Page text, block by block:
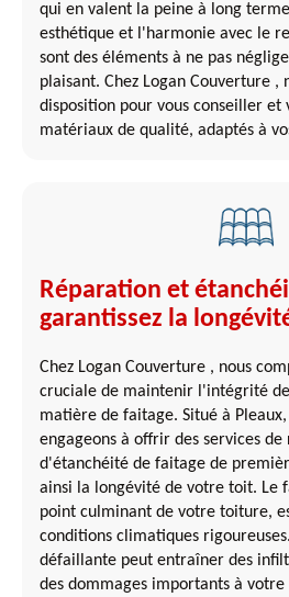
qui en valent la peine à long
esthétique et l'harmonie avec le
sont des éléments à ne pas
plaisant. Chez Logan Couverture ,
disposition pour vous conseiller et
matériaux de qualité, adaptés à
Réparation et
garantissez la
Chez Logan Couverture , nous
cruciale de maintenir l'intégrité
matière de faitage. Situé à
engageons à offrir des services
d'étanchéité de faitage de
ainsi la longévité de votre toit. Le
point culminant de votre toiture,
conditions climatiques
défaillante peut entraîner des
des dommages importants à